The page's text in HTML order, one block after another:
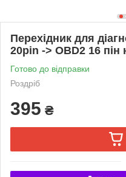
Перехідник для
20pin -> OBD2 16 пін
Готово до відправки
Роздріб
395 ₴